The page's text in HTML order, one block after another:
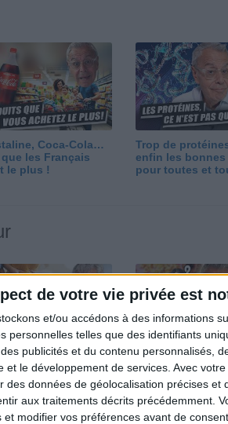
de votre vie privée est
et/ou accédons à des informations
personnelles telles que des identifiants
publicités et du contenu personnalisés,
le développement de services. Avec
données de géolocalisation précises et
aux traitements décrits précédemment.
modifier vos préférences avant de
Coca-Cola…
les Français
le plus !
Trop de
enfin les
pour toutes et
kg : ma méthode
Et après la perte
Je fais comment